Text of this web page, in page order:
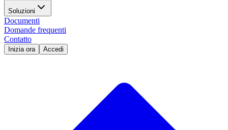
Soluzioni
Documenti
Domande frequenti
Contatto
Inizia ora Accedi